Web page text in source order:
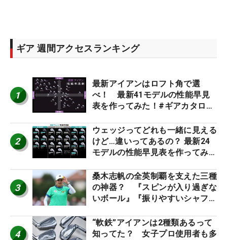
ギア 週間アクセスランキング
1
最新アイアンはロフト角で選
べ！ 最新41モデルの性能早見
表を作ってみた！#ギアカタログ
2
ウェッジってどれも一緒に見える
けど…違いってあるの？ 最新24
モデルの性能早見表を作ってみ
3
桑木志帆の全英制覇を支えた三種
の神器？ 『スピンが入り過ぎな
いボール』『振りやすいシャフ
ー』 #女子プロセッティング
4
“軟鉄”アイアンは2種類あるって
知ってた？ 女子プロ使用者も多